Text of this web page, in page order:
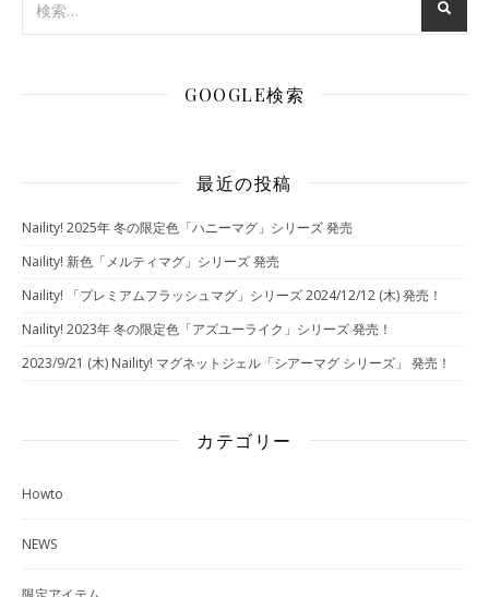
GOOGLE検索
最近の投稿
Naility! 2025年 冬の限定色「ハニーマグ」シリーズ 発売
Naility! 新色「メルティマグ」シリーズ 発売
Naility! 「プレミアムフラッシュマグ」シリーズ 2024/12/12 (木) 発売！
Naility! 2023年 冬の限定色「アズユーライク」シリーズ 発売！
2023/9/21 (木) Naility! マグネットジェル「シアーマグ シリーズ」 発売！
カテゴリー
Howto
NEWS